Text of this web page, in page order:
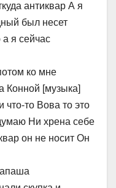
антиквар А я
был несет
а я сейчас
ко мне
Конной [музыка]
то Вова то это
Ни хрена себе
он не носит Он